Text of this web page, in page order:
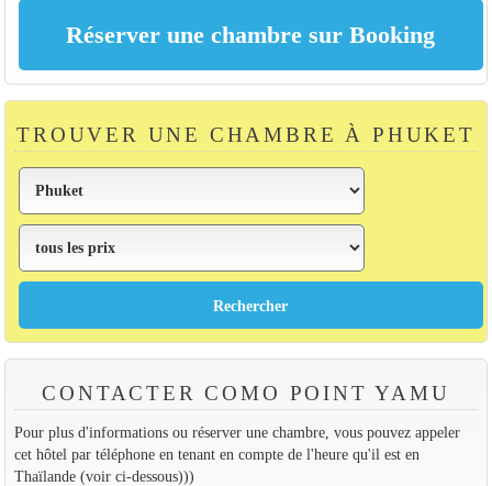
TROUVER UNE CHAMBRE À PHUKET
CONTACTER COMO POINT YAMU
Pour plus d'informations ou réserver une chambre, vous pouvez appeler
cet hôtel par téléphone en tenant en compte de l'heure qu'il est en
Thaïlande (voir ci-dessous)))